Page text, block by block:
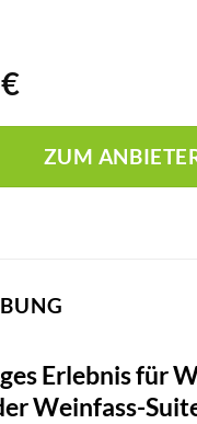
€
ZUM
Erlebnis für
Weinfass-